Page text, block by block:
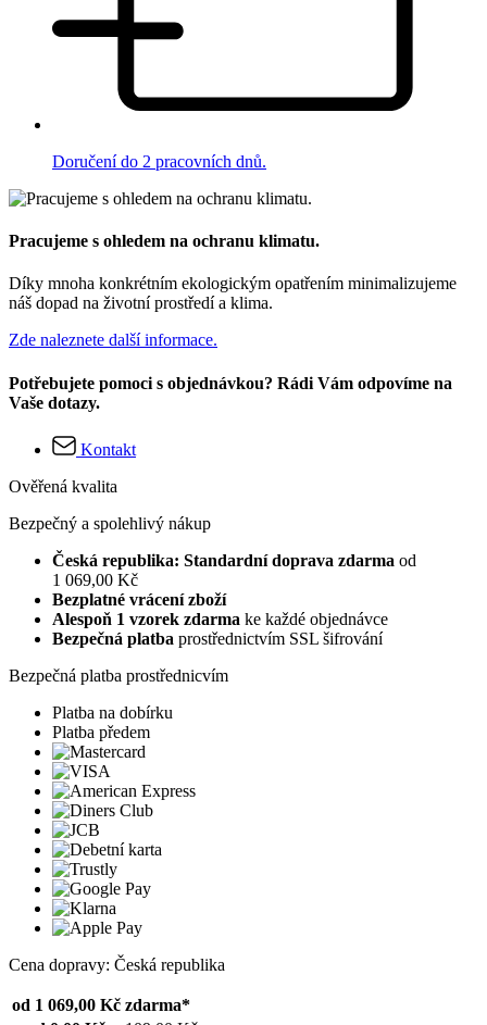
Doručení do 2 pracovních dnů.
Pracujeme s ohledem na ochranu klimatu.
Díky mnoha konkrétním ekologickým opatřením minimalizujeme
náš dopad na životní prostředí a klima.
Zde naleznete další informace.
Potřebujete pomoci s objednávkou? Rádi Vám odpovíme na
Vaše dotazy.
Kontakt
Ověřená kvalita
Bezpečný a spolehlivý nákup
Česká republika: Standardní doprava zdarma od
1 069,00 Kč
Bezplatné vrácení zboží
Alespoň 1 vzorek zdarma ke každé objednávce
Bezpečná platba prostřednictvím SSL šifrování
Bezpečná platba prostřednicvím
Platba na dobírku
Platba předem
Cena dopravy: Česká republika
od 1 069,00 Kč zdarma*